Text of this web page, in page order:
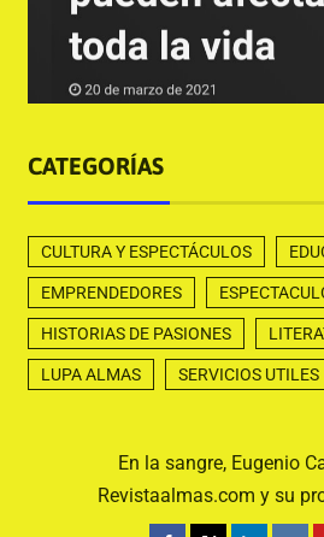
CATEGORÍAS
CULTURA Y ESPECTÁCULOS
EMPRENDEDORES
HISTORIAS DE PASIONES
LUPA ALMAS SERVICIOS UTILES
En la sangre, Eugenio
Revistaalmas.com y su